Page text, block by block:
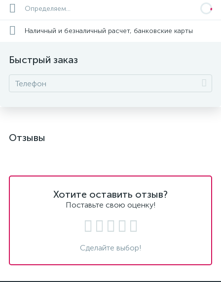
Определяем...
Наличный и безналичный расчет, банковские карты
Быстрый заказ
Отзывы
Хотите оставить отзыв?
Поставьте свою оценку!
Сделайте выбор!